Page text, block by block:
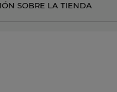
SOBRE LA TIENDA